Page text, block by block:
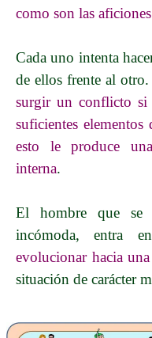
como son las
Cada uno intenta
de ellos frente al
surgir un conflicto si
suficientes
esto le produce
interna.
El hombre que se
incómoda, entra
evolucionar hacia
situación de carácter